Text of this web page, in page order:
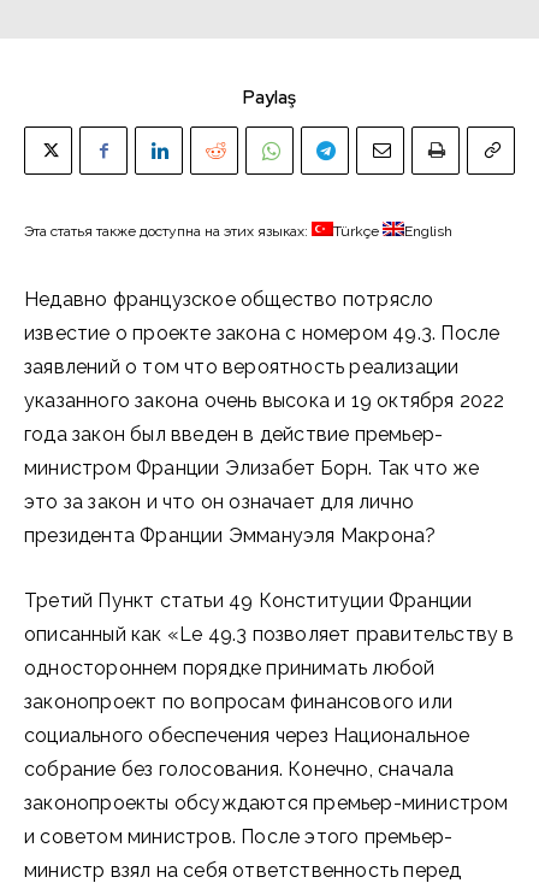
Paylaş
Эта статья также доступна на этих языках: Türkçe English
Недавно французское общество потрясло
известие о проекте закона с номером 49.3. После
заявлений о том что вероятность реализации
указанного закона очень высока и 19 октября 2022
года закон был введен в действие премьер-
министром Франции Элизабет Борн. Так что же
это за закон и что он означает для лично
президента Франции Эммануэля Макрона?
Третий Пункт статьи 49 Конституции Франции
описанный как «Le 49.3 позволяет правительству в
одностороннем порядке принимать любой
законопроект по вопросам финансового или
социального обеспечения через Национальное
собрание без голосования. Конечно, сначала
законопроекты обсуждаются премьер-министром
и советом министров. После этого премьер-
министр взял на себя ответственность перед